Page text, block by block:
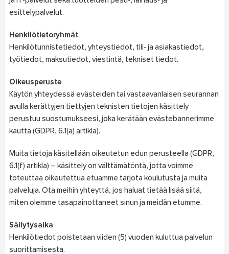
esittelypalvelut.
Henkilötietoryhmät
Henkilötunnistetiedot, yhteystiedot, tili- ja asiakastiedot,
työtiedot, maksutiedot, viestintä, tekniset tiedot.
Oikeusperuste
Käytön yhteydessä evästeiden tai vastaavanlaisen seurannan
avulla kerättyjen tiettyjen teknisten tietojen käsittely
perustuu suostumukseesi, joka kerätään evästebannerimme
kautta (GDPR, 6.1(a) artikla).
Muita tietoja käsitellään oikeutetun edun perusteella (GDPR,
6.1(f) artikla) – käsittely on välttämätöntä, jotta voimme
toteuttaa oikeutettua etuamme tarjota koulutusta ja muita
palveluja. Ota meihin yhteyttä, jos haluat tietää lisää siitä,
miten olemme tasapainottaneet sinun ja meidän etumme.
Säilytysaika
Henkilötiedot poistetaan viiden (5) vuoden kuluttua palvelun
suorittamisesta.